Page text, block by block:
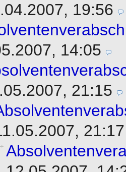
19:56
14:05
21:15
21:17